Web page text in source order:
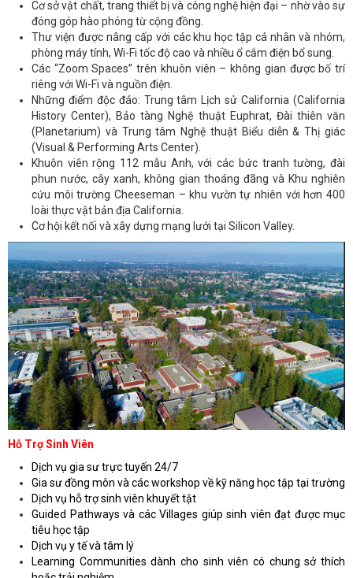
Cơ sở vật chất, trang thiết bị và công nghệ hiện đại – nhờ vào sự
đóng góp hào phóng từ cộng đồng.
Thư viện được nâng cấp với các khu học tập cá nhân và nhóm,
phòng máy tính, Wi-Fi tốc độ cao và nhiều ổ cắm điện bổ sung.
Các “Zoom Spaces” trên khuôn viên – không gian được bố trí
riêng với Wi-Fi và nguồn điện.
Những điểm độc đáo: Trung tâm Lịch sử California (California
History Center), Bảo tàng Nghệ thuật Euphrat, Đài thiên văn
(Planetarium) và Trung tâm Nghệ thuật Biểu diễn & Thị giác
(Visual & Performing Arts Center).
Khuôn viên rộng 112 mẫu Anh, với các bức tranh tường, đài
phun nước, cây xanh, không gian thoáng đãng và Khu nghiên
cứu môi trường Cheeseman – khu vườn tự nhiên với hơn 400
loài thực vật bản địa California.
Cơ hội kết nối và xây dựng mạng lưới tại Silicon Valley.
Hỗ Trợ Sinh Viên
Dịch vụ gia sư trực tuyến 24/7
Gia sư đồng môn và các workshop về kỹ năng học tập tại trường
Dịch vụ hỗ trợ sinh viên khuyết tật
Guided Pathways và các Villages giúp sinh viên đạt được mục
tiêu học tập
Dịch vụ y tế và tâm lý
Learning Communities dành cho sinh viên có chung sở thích